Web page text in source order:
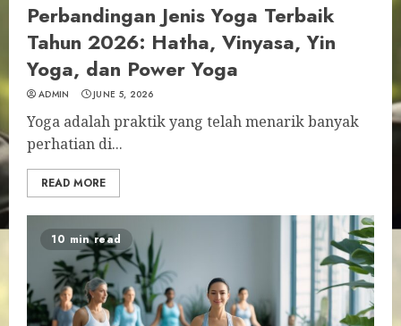
Perbandingan Jenis Yoga Terbaik
Tahun 2026: Hatha, Vinyasa, Yin
Yoga, dan Power Yoga
ADMIN JUNE 5, 2026
Yoga adalah praktik yang telah menarik banyak
perhatian di...
READ MORE
10 min read